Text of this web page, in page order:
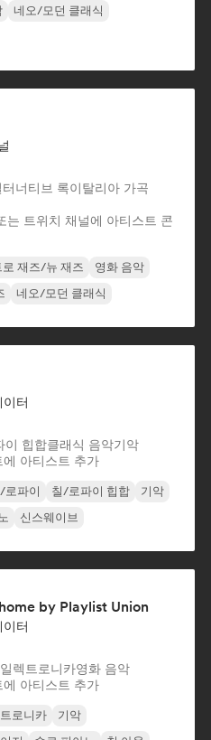
네오/모던 클래식
터너티브 록이탈리아 가곡
는 트위치 채널에 아티스트 콘
로 재즈/뉴 재즈
영화 음악
네오/모던 클래식
터
이 힙합클래식 음악기악
아티스트 추가
로파이 칠/로파이 힙합
기악
신스웨이브
by Playlist Union
터
일렉트로니카영화 음악
아티스트 추가
로니카
기악